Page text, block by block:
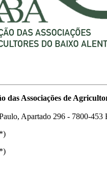
das Associações de
Apartado 296 - 7800-453